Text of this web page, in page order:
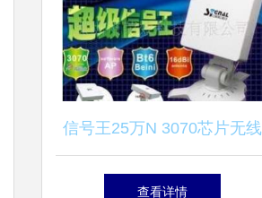
信号王25万N 3070芯片无线
网卡评测 性能与实用性的深
查看详情